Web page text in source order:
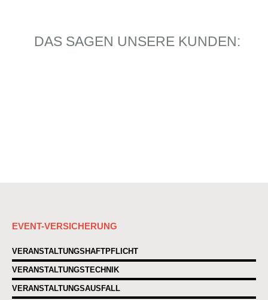
DAS SAGEN UNSERE KUNDEN:
EVENT-VERSICHERUNG
VERANSTALTUNGSHAFTPFLICHT
VERANSTALTUNGSTECHNIK
VERANSTALTUNGSAUSFALL